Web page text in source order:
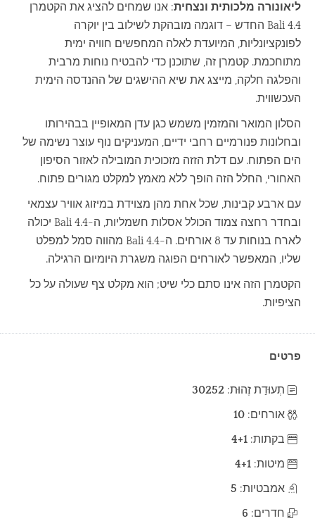
ליאונורה מלכותית ונצחית: אנו שמחים להציג את הקטמרן
Bali 4.4 החדש – דוגמה מובהקת לשילוב בין יוקרה
לפונקציונליות, המיועדת לאלה המחפשים חוויה ימית
מתוחכמת. קטמרן זה, שתוכנן כדי להבטיח נוחות מרבית
והפלגה חלקה, מייצג את שיא ההישגים של ההנדסה הימית
העכשווית.
הסלון המואר והמזמין משמש כגן עדן המאופיין בבהירותו
ובחלונות פנורמיים רחבי ידיים, המעניקים נוף עוצר נשימה של
הים הפתוח. עם דלת הזזה מזכוכית המובילה לאזור הסיפון
האחורי, החלל הזה הופך ללא מאמץ למקלט מגורים פתוח.
עם ארבע קבינות, שכל אחת מהן מצוידת במיזוג אוויר עצמאי
ובחדר רחצה צמוד הכולל אסלות חשמליות, ה-Bali 4.4 יכולה
לארח בנוחות עד 8 אורחים. ה-Bali 4.4 מהווה סמל למפלט
שליו, המאפשר לאורחים הפוגה משגרת היומיום הרגילה.
הקטמרן הזה אינו סתם כלי שיט; הוא מקלט צף שעולה על כל
הציפיות.
פרטים
30252
10
4+1
4+1
5
6